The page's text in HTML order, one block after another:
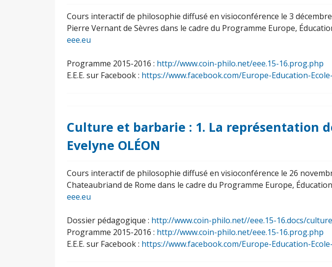
Cours interactif de philosophie diffusé en visioconférence le 3 décembre
Pierre Vernant de Sèvres dans le cadre du Programme Europe,
eee.eu
Programme 2015-2016 : http://www.coin-philo.net/eee.15-16.prog.php
E.E.E. sur Facebook : https://www.facebook.com/Europe-Education-
Culture et barbarie : 1. La représentation
Evelyne OLÉON
Cours interactif de philosophie diffusé en visioconférence le 26
Chateaubriand de Rome dans le cadre du Programme Europe,
eee.eu
Dossier pédagogique : http://www.coin-philo.net//eee.15-16.docs/
Programme 2015-2016 : http://www.coin-philo.net/eee.15-16.prog.php
E.E.E. sur Facebook : https://www.facebook.com/Europe-Education-